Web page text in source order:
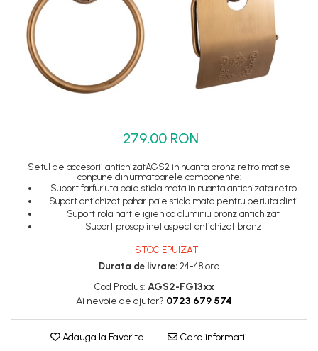
Set dus complet echipat
Suport prindere para dus
Baterie salon
Baterii bideu
Dus baie complet
279,00 RON
Setul de accesorii antichizatAGS2 in nuanta bronz retro mat se
conpune din urmatoarele componente:
Suport farfuriuta baie sticla mata in nuanta antichizata retro
Suport antichizat pahar paie sticla mata pentru periuta dinti
Suport rola hartie igienica aluminiu bronz antichizat
Suport prosop inel aspect antichizat bronz
STOC EPUIZAT
Durata de livrare:24-48 ore
Cod Produs: AGS2-FG13xx
Ai nevoie de ajutor? 0723 679 574
Adauga la Favorite Cere informatii